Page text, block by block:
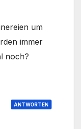
um
immer
noch?
ANTWORTEN